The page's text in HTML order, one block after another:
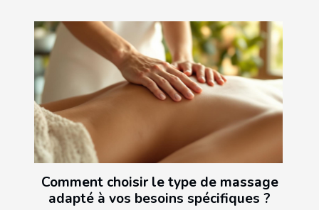
Comment choisir le type de massage
adapté à vos besoins spécifiques ?